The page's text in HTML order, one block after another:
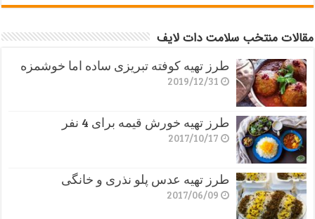
مقالات منتخب سلامت دات لایف
طرز تهیه کوفته تبریزی ساده اما خوشمزه
2019/12/31
طرز تهیه خورش قیمه برای 4 نفر
2017/10/17
طرز تهیه عدس پلو نذری و خانگی
2017/06/09